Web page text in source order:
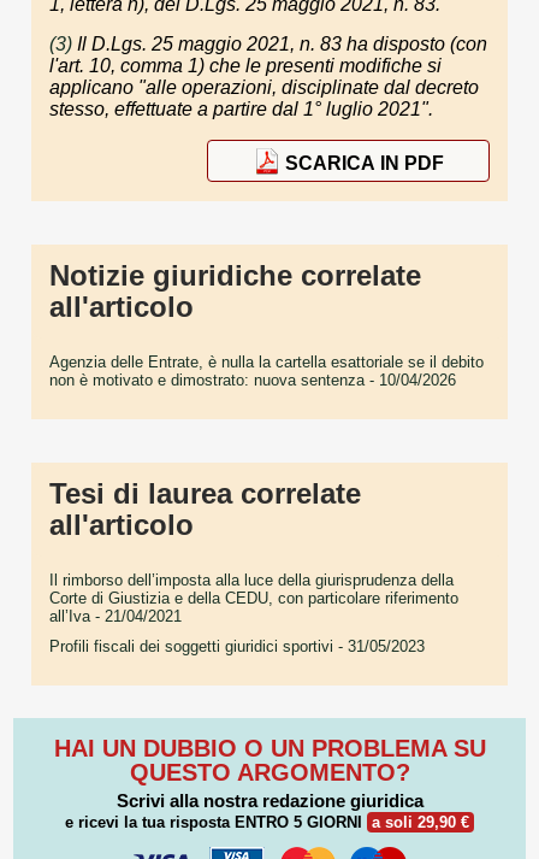
1, lettera n), del D.Lgs. 25 maggio 2021, n. 83.
(3) Il D.Lgs. 25 maggio 2021, n. 83 ha disposto (con
l'art. 10, comma 1) che le presenti modifiche si
applicano "alle operazioni, disciplinate dal decreto
stesso, effettuate a partire dal 1° luglio 2021".
SCARICA IN PDF
Notizie giuridiche correlate
all'articolo
Agenzia delle Entrate, è nulla la cartella esattoriale se il debito
non è motivato e dimostrato: nuova sentenza- 10/04/2026
Tesi di laurea correlate
all'articolo
Il rimborso dell’imposta alla luce della giurisprudenza della
Corte di Giustizia e della CEDU, con particolare riferimento
all’Iva- 21/04/2021
Profili fiscali dei soggetti giuridici sportivi - 31/05/2023
HAI UN DUBBIO O UN PROBLEMA SU
QUESTO ARGOMENTO?
Scrivi alla nostra redazione giuridica
e ricevi la tua risposta ENTRO 5 GIORNI a soli 29,90 €